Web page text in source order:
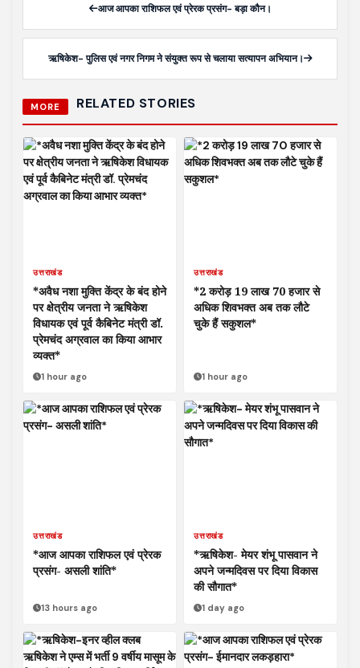
आज आपका राशिफल एवं प्रेरक प्रसंग- बड़ा कौन।
ऋषिकेश- पुलिस एवं नगर निगम ने संयुक्त रूप से चलाया सत्यापन अभियान।
MORE RELATED STORIES
उत्तराखंड
*अवैध नशा मुक्ति केंद्र के बंद होने
पर क्षेत्रीय जनता ने ऋषिकेश
विधायक एवं पूर्व कैबिनेट मंत्री डॉ.
प्रेमचंद अग्रवाल का किया आभार
व्यक्त*
1 hour ago
उत्तराखंड
*2 करोड़ 19 लाख 70 हजार से
अधिक शिवभक्त अब तक लौटे
चुके हैं सकुशल*
1 hour ago
उत्तराखंड
*आज आपका राशिफल एवं प्रेरक
प्रसंग- असली शांति*
13 hours ago
उत्तराखंड
*ऋषिकेश- मेयर शंभू पासवान ने
अपने जन्मदिवस पर दिया विकास
की सौगात*
1 day ago